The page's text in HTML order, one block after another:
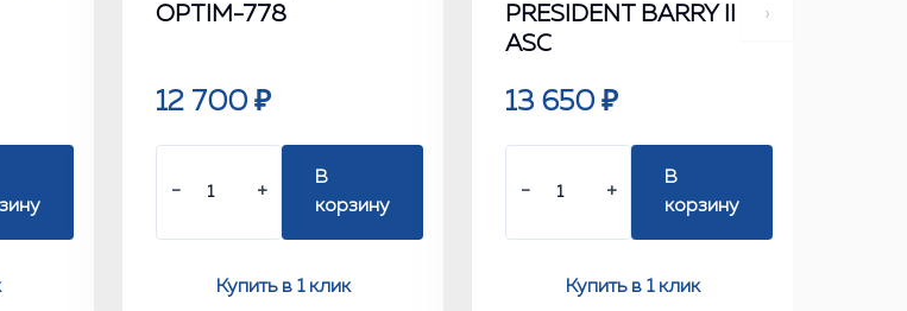
OPTIM-778
12 700 ₽
− +
В
корзину
Купить в 1 клик
PRESIDENT BARRY II
ASC
13 650 ₽
− +
В
корзину
Купить в 1 клик
›